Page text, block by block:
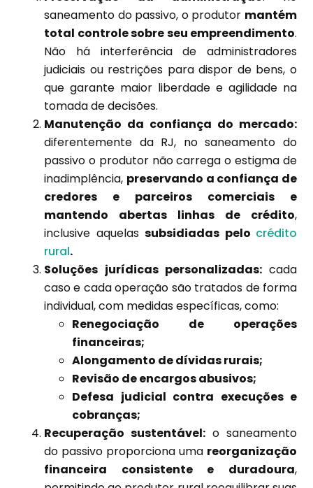
saneamento do passivo, o produtor mantém
total controle sobre seu empreendimento.
Não há interferência de administradores
judiciais ou restrições para dispor de bens, o
que garante maior liberdade e agilidade na
tomada de decisões.
Manutenção da confiança do mercado:
diferentemente da RJ, no saneamento do
passivo o produtor não carrega o estigma de
inadimplência, preservando a confiança de
credores e parceiros comerciais e
mantendo abertas linhas de crédito,
inclusive aquelas subsidiadas pelo crédito
rural.
Soluções jurídicas personalizadas: cada
caso e cada operação são tratados de forma
individual, com medidas específicas, como:
Renegociação de operações
financeiras;
Alongamento de dívidas rurais;
Revisão de encargos abusivos;
Defesa judicial contra execuções e
cobranças;
Recuperação sustentável: o saneamento
do passivo proporciona uma reorganização
financeira consistente e duradoura,